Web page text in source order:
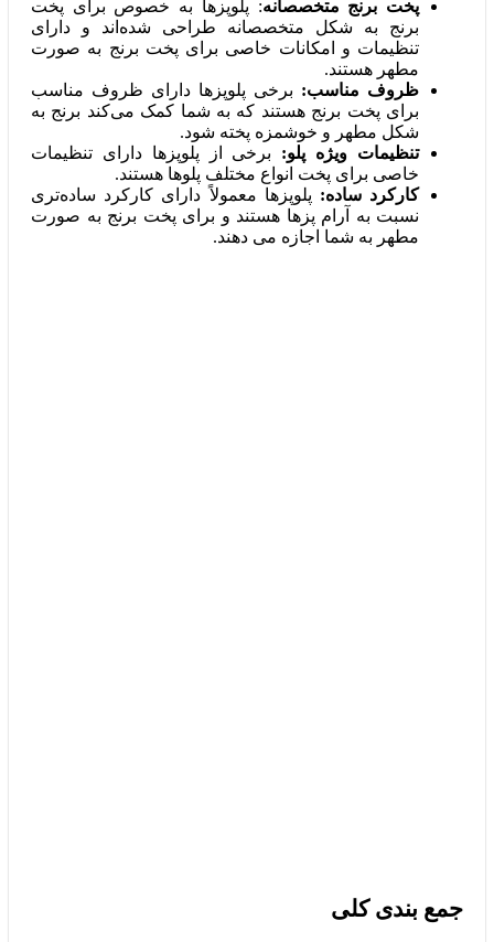
پخت برنج متخصصانه: پلوپزها به خصوص برای پخت
برنج به شکل متخصصانه طراحی شده‌اند و دارای
تنظیمات و امکانات خاصی برای پخت برنج به صورت
مطهر هستند.
ظروف مناسب: برخی پلوپزها دارای ظروف مناسب
برای پخت برنج هستند که به شما کمک می‌کند برنج به
شکل مطهر و خوشمزه پخته شود.
تنظیمات ویژه پلو: برخی از پلوپزها دارای تنظیمات
خاصی برای پخت انواع مختلف پلوها هستند.
کارکرد ساده: پلوپزها معمولاً دارای کارکرد ساده‌تری
نسبت به آرام پزها هستند و برای پخت برنج به صورت
مطهر به شما اجازه می‌ دهند.
جمع بندی کلی